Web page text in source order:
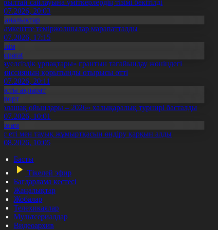
сайлауына үміткерлердің тізімі бекітілді
20:03
теміржолшылар марапатталды
17:15
ұрпақтары» грантын тағайындау жөніндегі
қорытынды отырысы өтті
20:11
ақпарат
ойындары – 2026» халықаралық турнирі басталды
10:01
еті мен тауық жұмыртқасын өндіру қарқын алды
10:05
Басты
Тікелей эфир
Бағдарлама кестесі
Жаңалықтар
Жобалар
Телехикаялар
Мультсериалдар
Видеоархив